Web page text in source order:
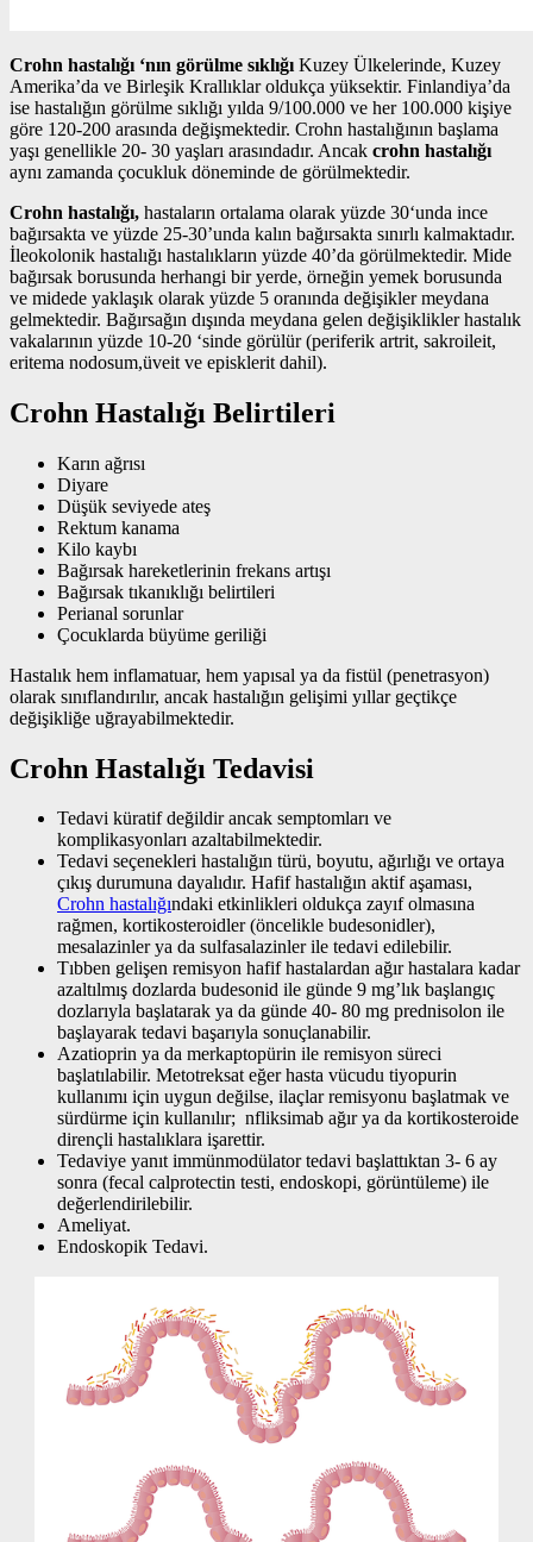
Crohn hastalığı ‘nın görülme sıklığı Kuzey Ülkelerinde, Kuzey
Amerika’da ve Birleşik Krallıklar oldukça yüksektir. Finlandiya’da
ise hastalığın görülme sıklığı yılda 9/100.000 ve her 100.000 kişiye
göre 120-200 arasında değişmektedir. Crohn hastalığının başlama
yaşı genellikle 20- 30 yaşları arasındadır. Ancak crohn hastalığı
aynı zamanda çocukluk döneminde de görülmektedir.
Crohn hastalığı, hastaların ortalama olarak yüzde 30‘unda ince
bağırsakta ve yüzde 25-30’unda kalın bağırsakta sınırlı kalmaktadır.
İleokolonik hastalığı hastalıkların yüzde 40’da görülmektedir. Mide
bağırsak borusunda herhangi bir yerde, örneğin yemek borusunda
ve midede yaklaşık olarak yüzde 5 oranında değişikler meydana
gelmektedir. Bağırsağın dışında meydana gelen değişiklikler hastalık
vakalarının yüzde 10-20 ‘sinde görülür (periferik artrit, sakroileit,
eritema nodosum,üveit ve episklerit dahil).
Crohn Hastalığı Belirtileri
Karın ağrısı
Diyare
Düşük seviyede ateş
Rektum kanama
Kilo kaybı
Bağırsak hareketlerinin frekans artışı
Bağırsak tıkanıklığı belirtileri
Perianal sorunlar
Çocuklarda büyüme geriliği
Hastalık hem inflamatuar, hem yapısal ya da fistül (penetrasyon)
olarak sınıflandırılır, ancak hastalığın gelişimi yıllar geçtikçe
değişikliğe uğrayabilmektedir.
Crohn Hastalığı Tedavisi
Tedavi küratif değildir ancak semptomları ve
komplikasyonları azaltabilmektedir.
Tedavi seçenekleri hastalığın türü, boyutu, ağırlığı ve ortaya
çıkış durumuna dayalıdır. Hafif hastalığın aktif aşaması,
Crohn hastalığındaki etkinlikleri oldukça zayıf olmasına
rağmen, kortikosteroidler (öncelikle budesonidler),
mesalazinler ya da sulfasalazinler ile tedavi edilebilir.
Tıbben gelişen remisyon hafif hastalardan ağır hastalara kadar
azaltılmış dozlarda budesonid ile günde 9 mg’lık başlangıç
dozlarıyla başlatarak ya da günde 40- 80 mg prednisolon ile
başlayarak tedavi başarıyla sonuçlanabilir.
Azatioprin ya da merkaptopürin ile remisyon süreci
başlatılabilir. Metotreksat eğer hasta vücudu tiyopurin
kullanımı için uygun değilse, ilaçlar remisyonu başlatmak ve
sürdürme için kullanılır; nfliksimab ağır ya da kortikosteroide
dirençli hastalıklara işarettir.
Tedaviye yanıt immünmodülator tedavi başlattıktan 3- 6 ay
sonra (fecal calprotectin testi, endoskopi, görüntüleme) ile
değerlendirilebilir.
Ameliyat.
Endoskopik Tedavi.